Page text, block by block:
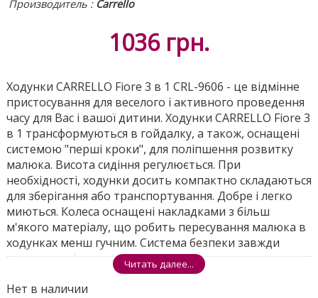
Производитель : Carrello
1036 грн.
Ходунки CARRELLO Fiore 3 в 1 CRL-9606 - це відмінне
пристосування для веселого і активного проведення
часу для Вас і вашої дитини. Ходунки CARRELLO Fiore 3
в 1 трансформуються в гойдалку, а також, оснащені
системою "перші кроки", для поліпшення розвитку
малюка. Висота сидіння регулюється. При
необхідності, ходунки досить компактно складаються
для зберігання або транспортування. Добре і легко
миються. Колеса оснащені накладками з більш
м'якого матеріалу, що робить пересування малюка в
ходунках менш гучним. Система безпеки завжди
захистить від ударів ніжками. А яскрава музична
ігрова панель розважить вашу дитину, коли
захочеться відпочити від пересувань.
Читать далее...
Нет в наличии